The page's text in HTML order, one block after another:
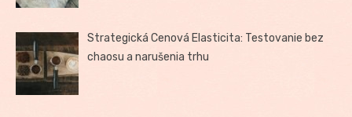
Strategická Cenová Elasticita: Testovanie bez
chaosu a narušenia trhu